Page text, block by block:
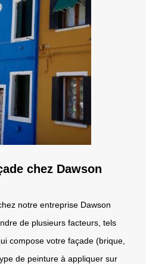
chez Dawson
notre entreprise Dawson
de plusieurs facteurs, tels
compose votre façade (brique,
de peinture à appliquer sur